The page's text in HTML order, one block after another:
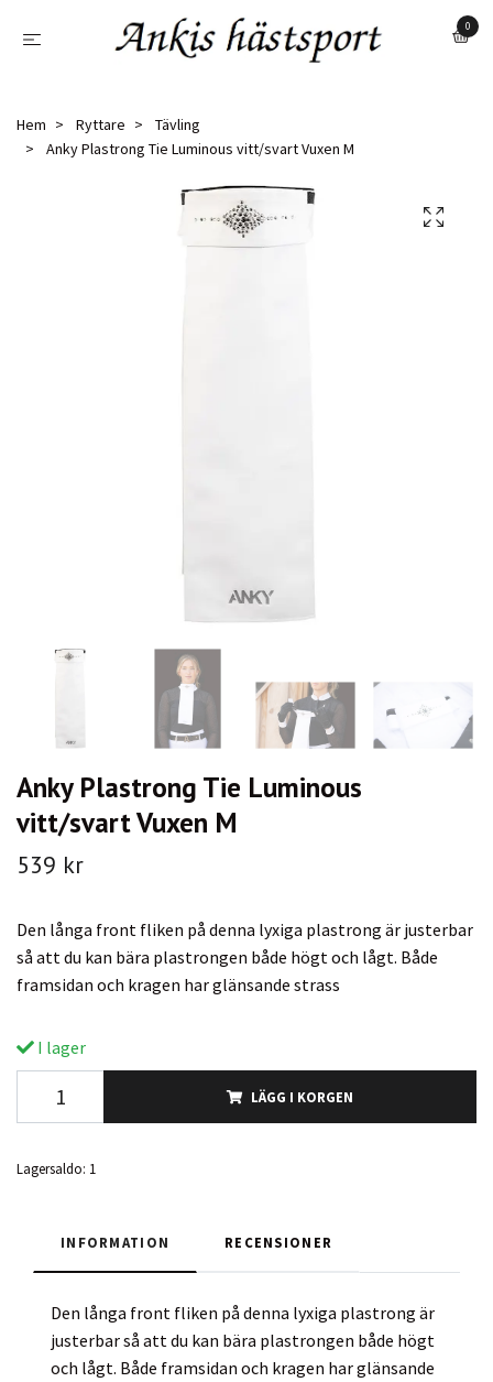
0
Hem Ryttare
Tävling
Anky Plastrong Tie Luminous vitt/svart Vuxen M
Anky Plastrong Tie Luminous
vitt/svart Vuxen M
539 kr
Den långa front fliken på denna lyxiga plastrong är justerbar
så att du kan bära plastrongen både högt och lågt. Både
framsidan och kragen har glänsande strass
I lager
LÄGG I KORGEN
Lagersaldo: 1
INFORMATION RECENSIONER
Den långa front fliken på denna lyxiga plastrong är
justerbar så att du kan bära plastrongen både högt
och lågt. Både framsidan och kragen har glänsande